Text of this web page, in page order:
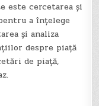
este cercetarea și
a înțelege
și analiza
despre piață
de piață,